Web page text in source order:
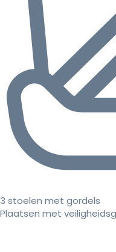
3 stoelen met gordels
Plaatsen met